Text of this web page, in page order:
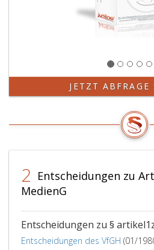
JETZT ABFRAGE
2 Entscheidungen zu
MedienG
Entscheidungen zu §
Entscheidungen des VfGH (01/